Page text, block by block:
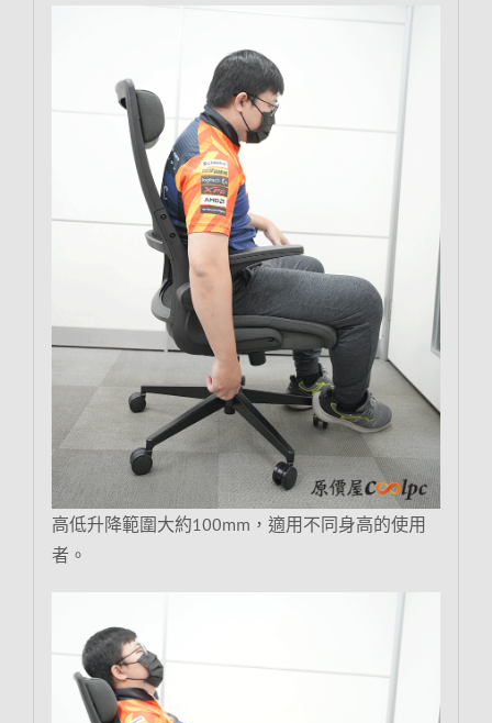
高低升降範圍大約100mm，適用不同身高的使用
者。